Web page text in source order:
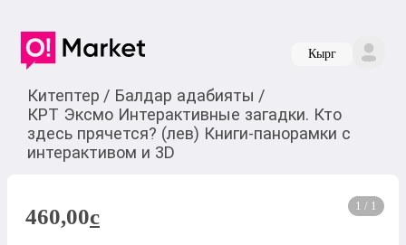
Кырг
Китептер / Балдар адабияты /
КРТ Эксмо Интерактивные загадки. Кто
здесь прячется? (лев) Книги-панорамки с
интерактивом и 3D
1 / 1
460,00c